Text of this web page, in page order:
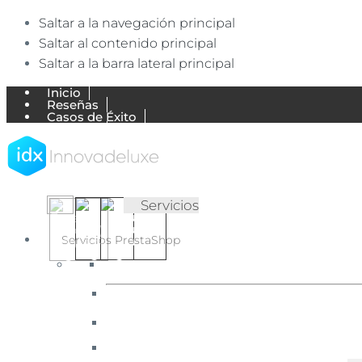
Saltar a la navegación principal
Saltar al contenido principal
Saltar a la barra lateral principal
Inicio
Reseñas
Casos de Éxito
Blog de Ecommerce
EspañolEnglishPortuguês
Ecommerce
【Expertos
expertos
PrestaShop
Servicios
Servicios PrestaShop